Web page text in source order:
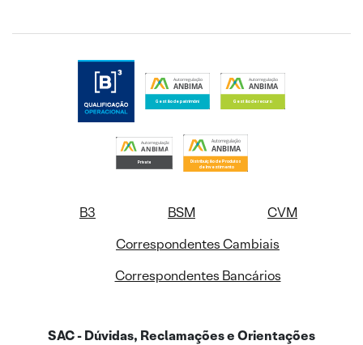
B3 BSM
CVM
Correspondentes Cambiais
Correspondentes Bancários
SAC - Dúvidas, Reclamações e Orientações